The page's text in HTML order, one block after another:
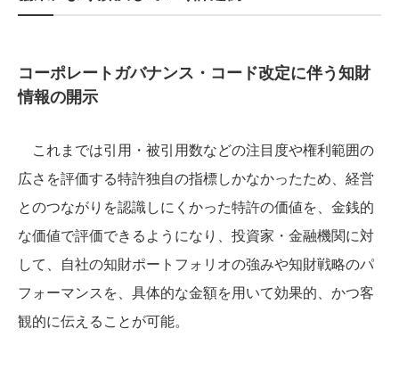
コーポレートガバナンス・コード改定に伴う知財
情報の開示
これまでは引用・被引用数などの注目度や権利範囲の
広さを評価する特許独自の指標しかなかったため、経営
とのつながりを認識しにくかった特許の価値を、金銭的
な価値で評価できるようになり、投資家・金融機関に対
して、自社の知財ポートフォリオの強みや知財戦略のパ
フォーマンスを、具体的な金額を用いて効果的、かつ客
観的に伝えることが可能。